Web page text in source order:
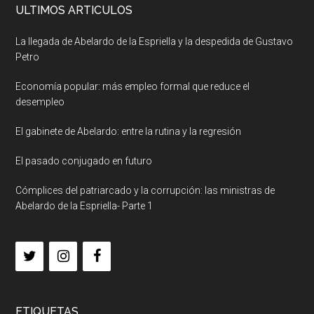
ULTIMOS ARTICULOS
La llegada de Abelardo de la Espriella y la despedida de Gustavo
Petro
Economía popular: más empleo formal que reduce el
desempleo
El gabinete de Abelardo: entre la rutina y la regresión
El pasado conjugado en futuro
Cómplices del patriarcado y la corrupción: las ministras de
Abelardo de la Espriella- Parte 1